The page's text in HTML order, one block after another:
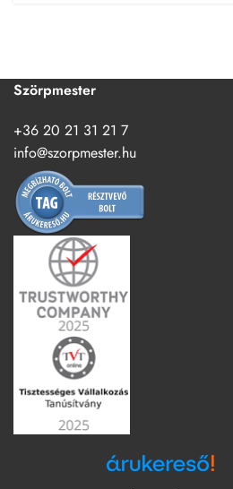
Szörpmester
+36 20 21 31 21 7
info@szorpmester.hu